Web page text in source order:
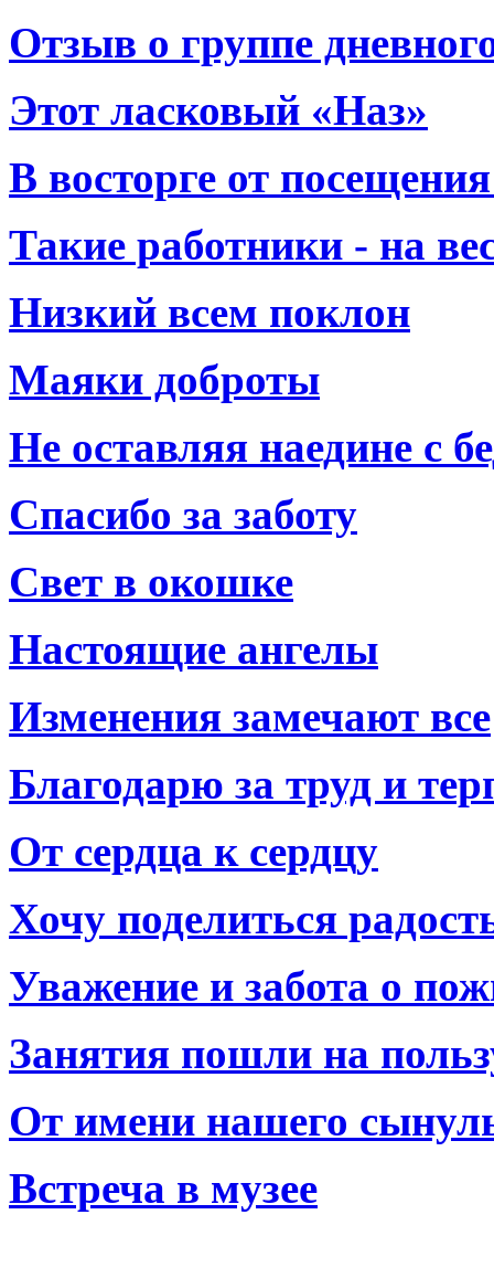
Отзыв о группе
Этот ласковый «Наз»
В восторге от
Такие работники - на
Низкий всем поклон
Маяки доброты
Не оставляя наедине с
Спасибо за заботу
Свет в окошке
Настоящие ангелы
Изменения замечают все
Благодарю за труд и
От сердца к сердцу
Хочу поделиться
Уважение и забота о
Занятия пошли на
От имени нашего
Встреча в музее